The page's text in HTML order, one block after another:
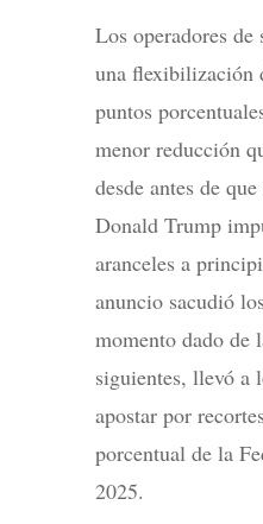
Los operadores de
una flexibilización
puntos
menor reducción
desde antes de
Donald Trump
aranceles a
anuncio sacudió
momento dado de
siguientes, llevó a
apostar por
porcentual de la
2025.